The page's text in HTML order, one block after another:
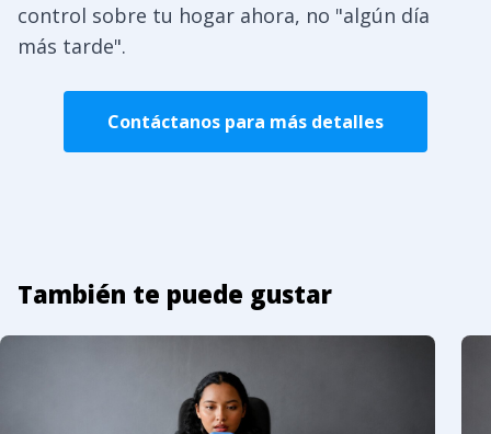
control sobre tu hogar ahora, no "algún día
más tarde".
Contáctanos para más detalles
También te puede gustar